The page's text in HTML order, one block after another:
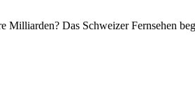
Milliarden? Das Schweizer Fernsehen